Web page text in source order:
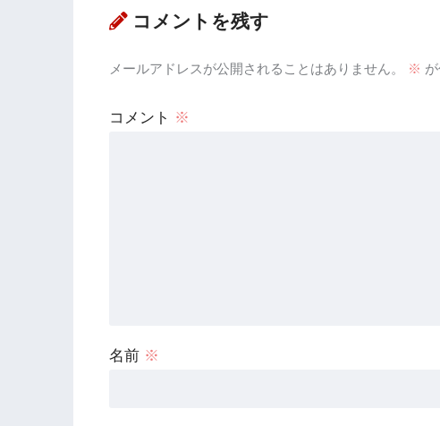
コメントを残す
メールアドレスが公開されることはありません。 ※
コメント ※
名前 ※